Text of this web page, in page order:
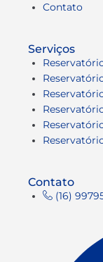
Contato
Serviços
Contato
(16)